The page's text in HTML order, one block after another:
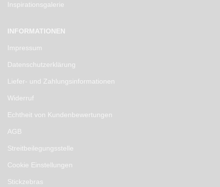
Inspirationsgalerie
INFORMATIONEN
Impressum
Datenschutzerklärung
Liefer- und Zahlungsinformationen
Widerruf
Echtheit von Kundenbewertungen
AGB
Streitbeilegungsstelle
Cookie Einstellungen
Stickzebras